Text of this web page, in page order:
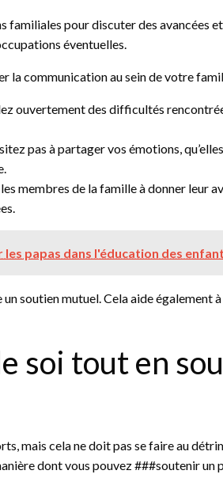
familiales pour discuter des avancées
éventuelles.
la communication au sein de votre
ouvertement des difficultés
pas à partager vos émotions,
membres de la famille à donner leur
papas dans l'éducation des
soutien mutuel. Cela aide également
soi tout en
mais cela ne doit pas se faire au
dont vous pouvez ###soutenir